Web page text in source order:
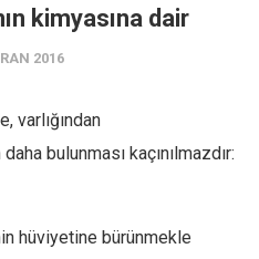
kimyasına dair
2016
varlığından
bulunması kaçınılmazdır:
hüviyetine bürünmekle